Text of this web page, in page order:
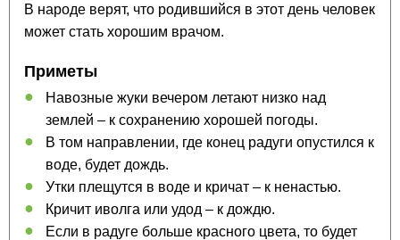
В народе верят, что родившийся в этот день человек
может стать хорошим врачом.
Приметы
Навозные жуки вечером летают низко над
землей – к сохранению хорошей погоды.
В том направлении, где конец радуги опустился к
воде, будет дождь.
Утки плещутся в воде и кричат – к ненастью.
Кричит иволга или удод – к дождю.
Если в радуге больше красного цвета, то будет